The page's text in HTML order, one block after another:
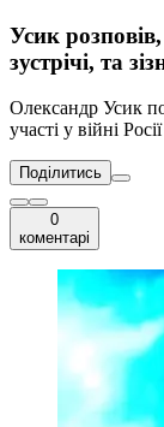
Усик
зустрічі, та
Олександр Усик
участі у війні
Поділитись
0
коментарі